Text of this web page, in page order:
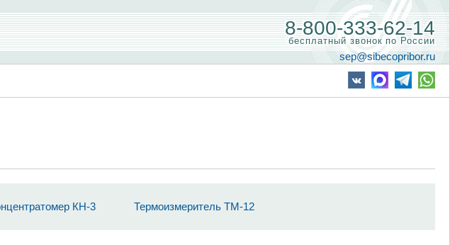
8-800-333-62-14
бесплатный звонок по России
sep@sibecopribor.ru
КН-3 Термоизмеритель ТМ-12